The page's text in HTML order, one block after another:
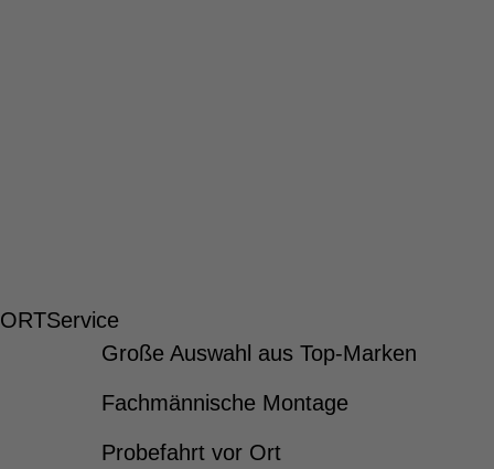
Service
Große Auswahl aus Top-Marken
Fachmännische Montage
Probefahrt vor Ort